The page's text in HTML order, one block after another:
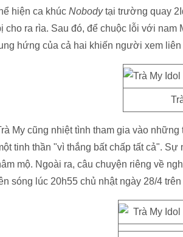
hiện ca khúc Nobodytại trường quay
cho ra rìa. Sau đó, để chuộc lỗi với nam
hứng của cả hai khiến người xem
My cũng nhiệt tình tham gia vào
tinh thần "vì thắng bất chấp tất cả".
mộ. Ngoài ra, câu chuyện riêng về
sóng lúc 20h55 chủ nhật ngày 28/4